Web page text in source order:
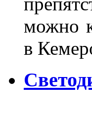
можно
в